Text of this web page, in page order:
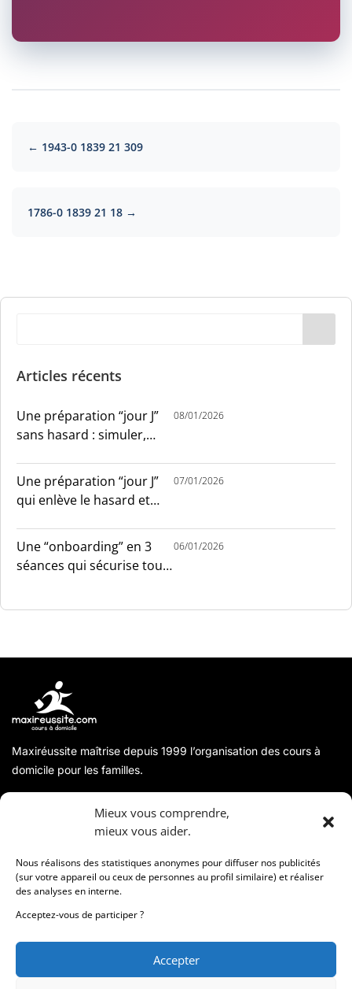
Mieux vous comprendre,
mieux vous aider.
Nous réalisons des statistiques anonymes pour diffuser nos publicités
(sur votre appareil ou ceux de personnes au profil similaire) et réaliser
des analyses en interne.
Acceptez-vous de participer ?
Accepter
← 1943-0 1839 21 309
1786-0 1839 21 18 →
Articles récents
Une préparation “jour J”
sans hasard : simuler,
08/01/2026
Une préparation “jour J”
qui enlève le hasard et
07/01/2026
Une “onboarding” en 3
séances qui sécurise tout
06/01/2026
Maxiréussite maîtrise depuis 1999 l’organisation des cours à
domicile pour les familles.
Coordonnées